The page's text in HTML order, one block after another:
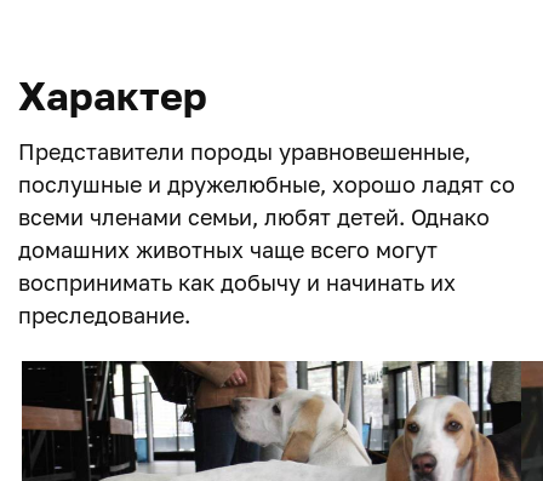
Характер
Представители породы уравновешенные,
послушные и дружелюбные, хорошо ладят со
всеми членами семьи, любят детей. Однако
домашних животных чаще всего могут
воспринимать как добычу и начинать их
преследование.